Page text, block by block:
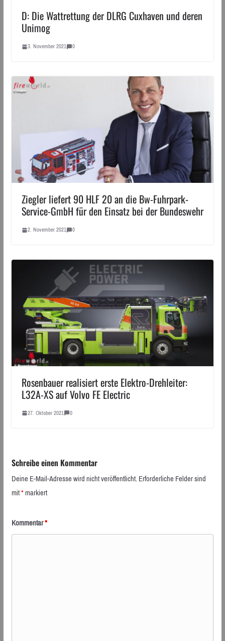
D: Die Wattrettung der DLRG Cuxhaven und deren
Unimog
3. November 2021 0
Ziegler liefert 90 HLF 20 an die Bw-Fuhrpark-
Service-GmbH für den Einsatz bei der Bundeswehr
2. November 2021 0
Rosenbauer realisiert erste Elektro-Drehleiter:
L32A-XS auf Volvo FE Electric
27. Oktober 2021 0
Schreibe einen Kommentar
Deine E-Mail-Adresse wird nicht veröffentlicht.Erforderliche Felder sind
mit*markiert
Kommentar*